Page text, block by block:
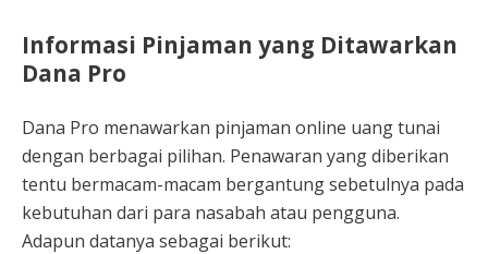
Informasi Pinjaman yang Ditawarkan
Dana Pro
Dana Pro menawarkan pinjaman online uang tunai
dengan berbagai pilihan. Penawaran yang diberikan
tentu bermacam-macam bergantung sebetulnya pada
kebutuhan dari para nasabah atau pengguna.
Adapun datanya sebagai berikut: